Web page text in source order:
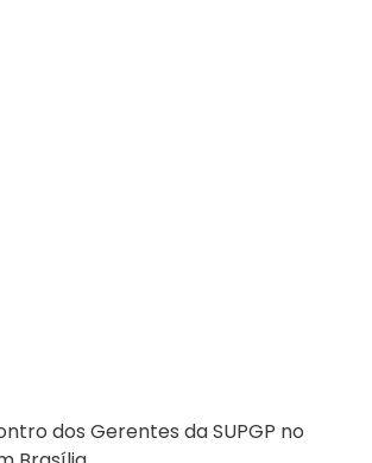
dos Gerentes da SUPGP no